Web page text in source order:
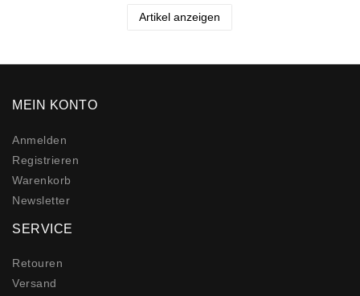
Artikel anzeigen
MEIN KONTO
Anmelden
Registrieren
Warenkorb
Newsletter
SERVICE
Retouren
Versand